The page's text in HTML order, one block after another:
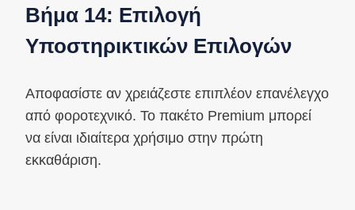
Βήμα 14: Επιλογή
Υποστηρικτικών Επιλογών
Αποφασίστε αν χρειάζεστε επιπλέον επανέλεγχο
από φοροτεχνικό. Το πακέτο Premium μπορεί
να είναι ιδιαίτερα χρήσιμο στην πρώτη
εκκαθάριση.